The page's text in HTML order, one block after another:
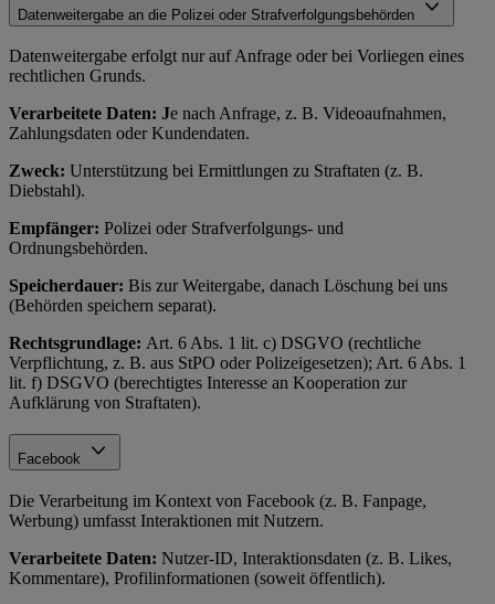
Datenweitergabe an die Polizei oder Strafverfolgungsbehörden
Datenweitergabe erfolgt nur auf Anfrage oder bei Vorliegen eines
rechtlichen Grunds.
Verarbeitete Daten: Je nach Anfrage, z. B. Videoaufnahmen,
Zahlungsdaten oder Kundendaten.
Zweck: Unterstützung bei Ermittlungen zu Straftaten (z. B.
Diebstahl).
Empfänger: Polizei oder Strafverfolgungs- und
Ordnungsbehörden.
Speicherdauer: Bis zur Weitergabe, danach Löschung bei uns
(Behörden speichern separat).
Rechtsgrundlage: Art. 6 Abs. 1 lit. c) DSGVO (rechtliche
Verpflichtung, z. B. aus StPO oder Polizeigesetzen); Art. 6 Abs. 1
lit. f) DSGVO (berechtigtes Interesse an Kooperation zur
Aufklärung von Straftaten).
Facebook
Die Verarbeitung im Kontext von Facebook (z. B. Fanpage,
Werbung) umfasst Interaktionen mit Nutzern.
Verarbeitete Daten: Nutzer-ID, Interaktionsdaten (z. B. Likes,
Kommentare), Profilinformationen (soweit öffentlich).